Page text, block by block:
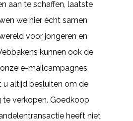
aan te schaffen, laatste
we hier écht samen
voor jongeren en
kunnen ook de
e-mailcampagnes
u altijd besluiten om de
te verkopen. Goedkoop
heeft niet